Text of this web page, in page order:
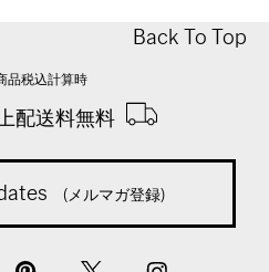
Back To Top
品税込計算時
配送料無料
(メルマガ登録)